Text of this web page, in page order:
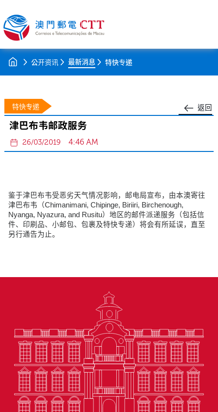
公开资讯 最新消息 特快专递
返回
特快专递
津巴布韦邮政服务
26/03/2019 4:46 AM
鉴于津巴布韦受恶劣天气情况影响，邮电局宣布，由本澳寄往
津巴布韦（Chimanimani, Chipinge, Biriiri, Birchenough,
Nyanga, Nyazura, and Rusitu）地区的邮件派递服务（包括信
件、印刷品、小邮包、包裹及特快专递）将会有所延误，直至
另行通告为止。